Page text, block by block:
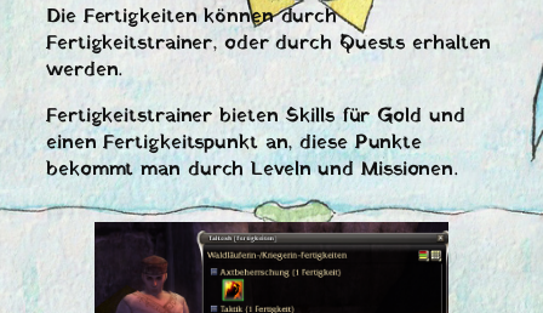
Die Fertigkeiten können durch
Fertigkeitstrainer, oder durch Quests erhalten
werden.
Fertigkeitstrainer bieten Skills für Gold und
einen Fertigkeitspunkt an, diese Punkte
bekommt man durch Leveln und Missionen.